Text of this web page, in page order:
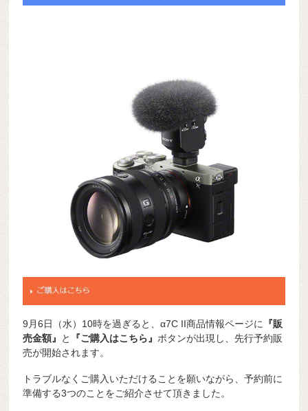
9月6日（水）10時を過ぎると、α7C II商品情報ページに
『販
売金額』 と 『ご購入はこちら』 ボタンが出現し、先行予約販
売が開始されます。
トラブルなくご購入いただけることを願いながら、予約前に
準備する3つのことをご紹介させて頂きました。